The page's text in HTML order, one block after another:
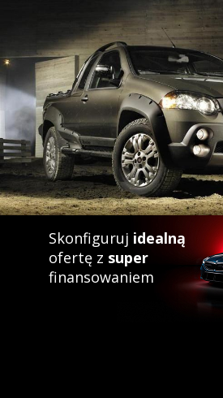
Skonfiguruj idealną
ofertę z super
finansowaniem